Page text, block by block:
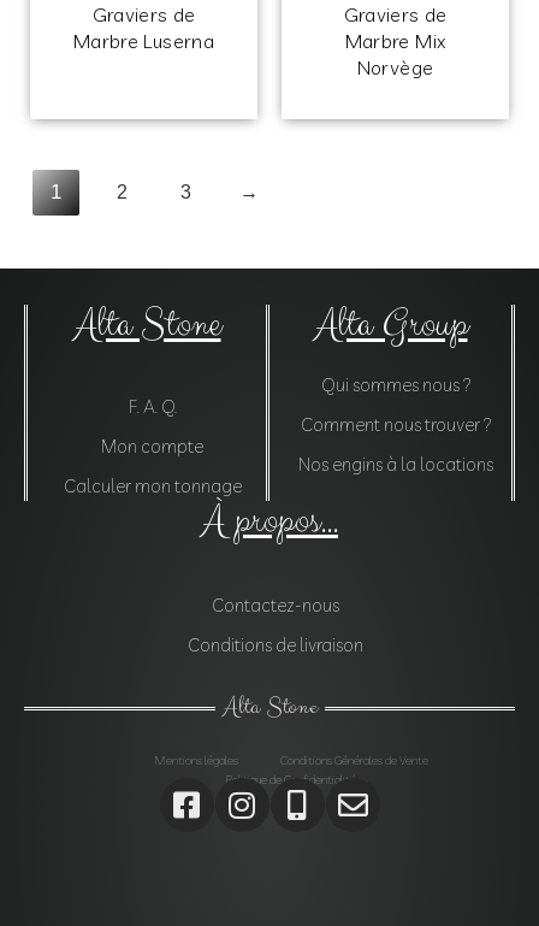
Graviers de
Marbre Luserna
Graviers de
Marbre Mix
Norvège
1 2 3 →
Alta Stone
F. A. Q.
Mon compte
Calculer mon tonnage
Alta Group
Qui sommes nous ?
Comment nous trouver ?
Nos engins à la locations
À propos...
Contactez-nous
Conditions de livraison
Alta Stone
Mentions légales
Conditions Générales de Vente
Politique de Confidentialité